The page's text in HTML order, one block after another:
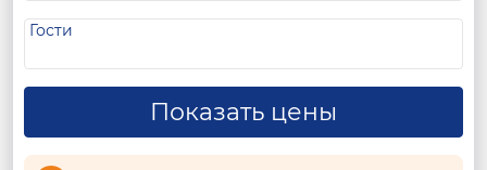
Гости
Показать цены